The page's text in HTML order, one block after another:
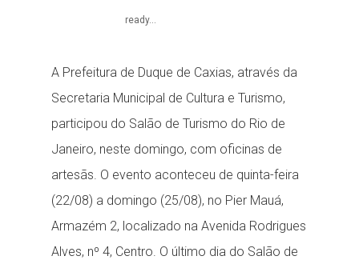
ready...
A Prefeitura de Duque de Caxias, através da
Secretaria Municipal de Cultura e Turismo,
participou do Salão de Turismo do Rio de
Janeiro, neste domingo, com oficinas de
artesãs. O evento aconteceu de quinta-feira
(22/08) a domingo (25/08), no Pier Mauá,
Armazém 2, localizado na Avenida Rodrigues
Alves, nº 4, Centro. O último dia do Salão de